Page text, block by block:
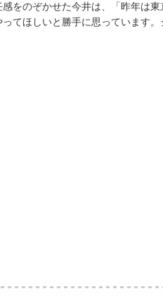
をのぞかせた今井は、「昨年は東
てほしいと勝手に思っています